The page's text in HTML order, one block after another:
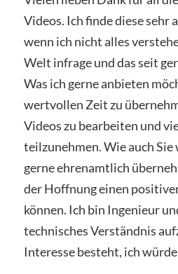
Videos. Ich finde diese sehr
wenn ich nicht alles
Welt infrage und das seit
Was ich gerne anbieten
wertvollen Zeit zu
Videos zu bearbeiten und
teilzunehmen. Wie auch Sie
gerne ehrenamtlich
der Hoffnung einen
können. Ich bin Ingenieur
technisches Verständnis
Interesse besteht, ich